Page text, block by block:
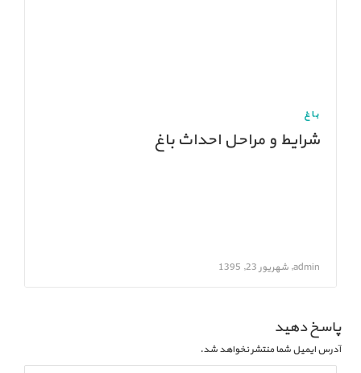
باغ
شرایط و مراحل احداث باغ
admin, شهریور 23, 1395
پاسخ دهید
آدرس ایمیل شما منتشر نخواهد شد.